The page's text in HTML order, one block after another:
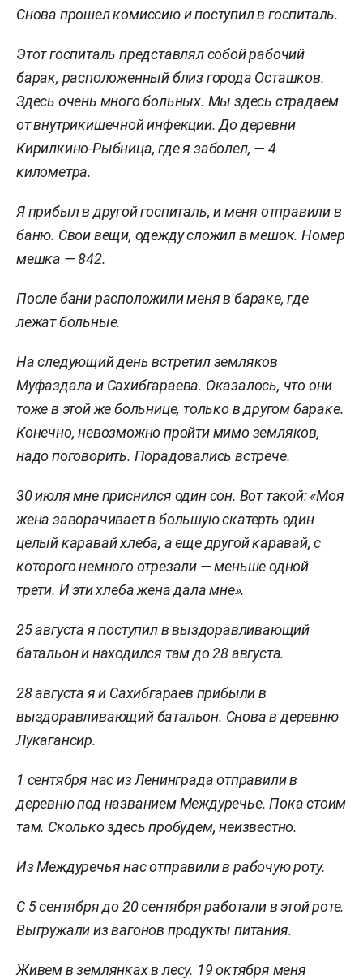
Снова прошел комиссию и поступил в госпиталь.
Этот госпиталь представлял собой рабочий
барак, расположенный близ города Осташков.
Здесь очень много больных. Мы здесь страдаем
от внутрикишечной инфекции. До деревни
Кирилкино-Рыбница, где я заболел, — 4
километра.
Я прибыл в другой госпиталь, и меня отправили в
баню. Свои вещи, одежду сложил в мешок. Номер
мешка — 842.
После бани расположили меня в бараке, где
лежат больные.
На следующий день встретил земляков
Муфаздала и Сахибгараева. Оказалось, что они
тоже в этой же больнице, только в другом бараке.
Конечно, невозможно пройти мимо земляков,
надо поговорить. Порадовались встрече.
30 июля мне приснился один сон. Вот такой: «Моя
жена заворачивает в большую скатерть один
целый каравай хлеба, а еще другой каравай, с
которого немного отрезали — меньше одной
трети. И эти хлеба жена дала мне».
25 августа я поступил в выздоравливающий
батальон и находился там до 28 августа.
28 августа я и Сахибгараев прибыли в
выздоравливающий батальон. Снова в деревню
Лукагансир.
1 сентября нас из Ленинграда отправили в
деревню под названием Междуречье. Пока стоим
там. Сколько здесь пробудем, неизвестно.
Из Междуречья нас отправили в рабочую роту.
С 5 сентября до 20 сентября работали в этой роте.
Выгружали из вагонов продукты питания.
Живем в землянках в лесу. 19 октября меня